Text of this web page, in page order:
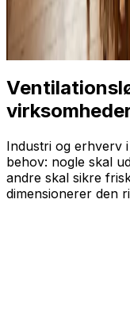
Industri og erhverv
behov: nogle skal
andre skal sikre
dimensionerer den